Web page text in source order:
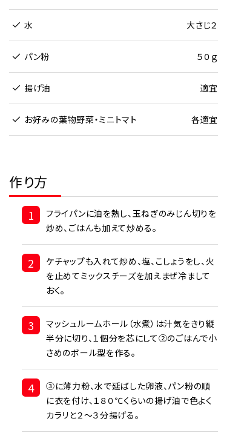
水 大さじ２
パン粉 ５０ｇ
揚げ油 適宜
お好みの葉物野菜・ミニトマト 各適宜
作り方
1
フライパンに油を熱し、玉ねぎのみじん切りを
炒め、ごはんも加えて炒める。
2
ケチャップも入れて炒め、塩、こしょうをし、火
を止めてミックスチーズを加えまぜ冷まして
おく。
3
マッシュルームホール（水煮）は汁気をきり縦
半分に切り、１個分を芯にして②のごはんで小
さめのボール型を作る。
4
③に薄力粉、水で延ばした卵液、パン粉の順
に衣を付け、１８０℃くらいの揚げ油で色よく
カラリと２～３分揚げる。